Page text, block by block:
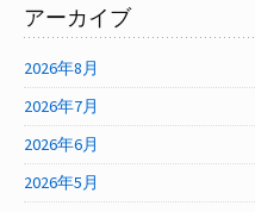
アーカイブ
2026年8月
2026年7月
2026年6月
2026年5月